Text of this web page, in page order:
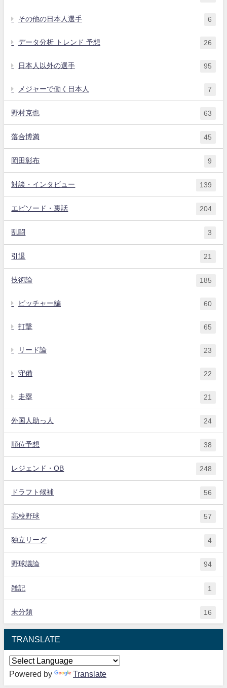
その他の日本人選手 6
データ分析 トレンド 予想 26
日本人以外の選手 95
メジャーで働く日本人 7
野村克也 63
落合博満 45
岡田彰布 9
対談・インタビュー 139
エピソード・裏話 204
乱闘 3
引退 21
技術論 185
ピッチャー編 60
打撃 65
リード論 23
守備 22
走塁 21
外国人助っ人 24
順位予想 38
レジェンド・OB 248
ドラフト候補 56
高校野球 57
独立リーグ 4
野球議論 94
雑記 1
未分類 16
TRANSLATE
Powered by Translate